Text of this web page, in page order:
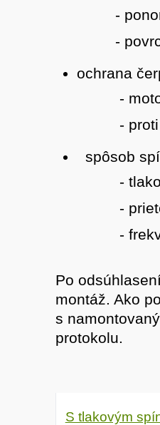
-
-
ochrana
-
- proti
spôsob
- tlakový
-
-
Po
montáž. Ako
s
protokolu.
S tlakovým